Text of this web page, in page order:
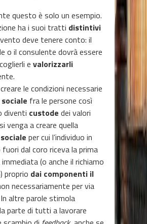
questo è solo un esempio.
ha i suoi tratti distintivi
deve tenere conto: il
o il consulente dovrà essere
e valorizzarli
le condizioni necessarie
fra le persone così
diventi custode dei valori
venga a creare quella
per cui l’individuo in
dal coro riceva la prima
(o anche il richiamo
proprio dai componenti il
necessariamente per via
altre parole stimola
parte di tutti a lavorare